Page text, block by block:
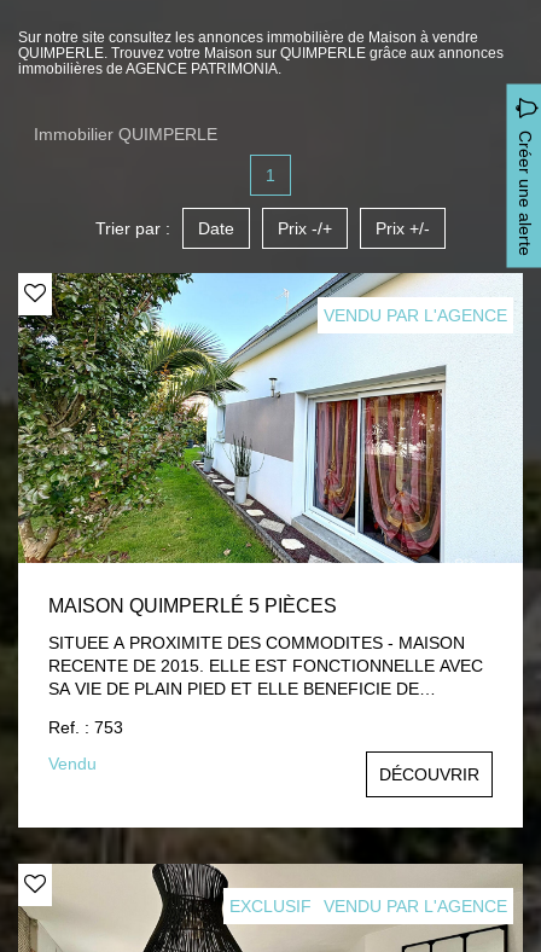
Sur notre site consultez les annonces immobilière de Maison à vendre
QUIMPERLE. Trouvez votre Maison sur QUIMPERLE grâce aux annonces
immobilières de AGENCE PATRIMONIA.
Immobilier QUIMPERLE Créer une alerte
1
Trier par : Date Prix -/+ Prix +/-
VENDU PAR L'AGENCE
MAISON QUIMPERLÉ 5 PIÈCES
SITUEE A PROXIMITE DES COMMODITES - MAISON
RECENTE DE 2015. ELLE EST FONCTIONNELLE AVEC
SA VIE DE PLAIN PIED ET ELLE BENEFICIE DE
chaussée: pièce de vie ouverte sur la cuisine aménagée,
cellier, chambre avec salle d'eau privative, wc. Garage. A
l' étage: palier, trois chambres, salle de bain avec wc.
Terrain clos de 432 m² avec terrasse en bois. A VISITER!
Ref. : 753
Vendu
DÉCOUVRIR
EXCLUSIF VENDU PAR L'AGENCE